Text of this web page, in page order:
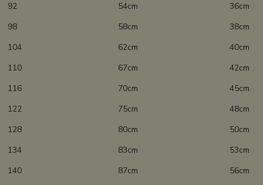
92 54cm 36cm
98 58cm 38cm
104 62cm 40cm
110 67cm 42cm
116 70cm 45cm
122 75cm 48cm
128 80cm 50cm
134 83cm 53cm
140 87cm 56cm